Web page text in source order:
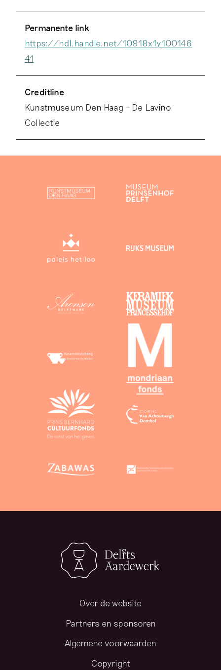
Permanente link
https://hdl.handle.net/10918x1y100146
41
Creditline
Kunstmuseum Den Haag – De Lavino
Collectie
Over de website
Partners en sponsoren
Algemene voorwaarden
Copyright